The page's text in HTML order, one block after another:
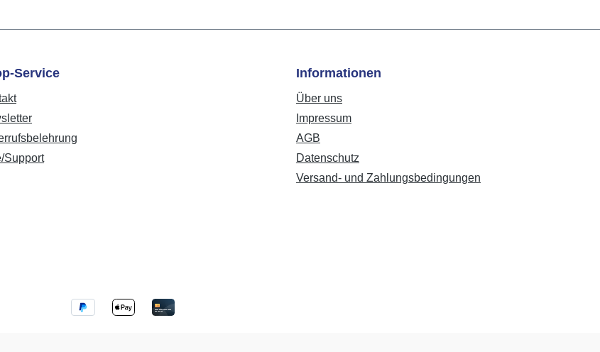
Service
Support
Informationen
Über uns
Impressum
AGB
Datenschutz
Versand- und Zahlungsbedingungen